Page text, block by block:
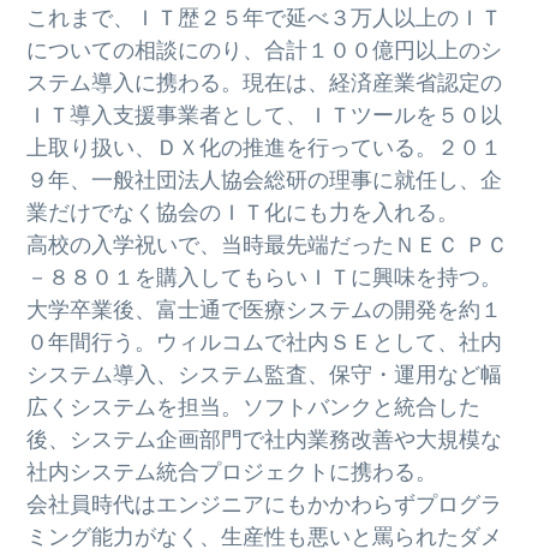
これまで、ＩＴ歴２５年で延べ３万人以上のＩＴ
についての相談にのり、合計１００億円以上のシ
ステム導入に携わる。現在は、経済産業省認定の
ＩＴ導入支援事業者として、ＩＴツールを５０以
上取り扱い、ＤＸ化の推進を行っている。２０１
９年、一般社団法人協会総研の理事に就任し、企
業だけでなく協会のＩＴ化にも力を入れる。
高校の入学祝いで、当時最先端だったＮＥＣ ＰＣ
－８８０１を購入してもらいＩＴに興味を持つ。
大学卒業後、富士通で医療システムの開発を約１
０年間行う。ウィルコムで社内ＳＥとして、社内
システム導入、システム監査、保守・運用など幅
広くシステムを担当。ソフトバンクと統合した
後、システム企画部門で社内業務改善や大規模な
社内システム統合プロジェクトに携わる。
会社員時代はエンジニアにもかかわらずプログラ
ミング能力がなく、生産性も悪いと罵られたダメ